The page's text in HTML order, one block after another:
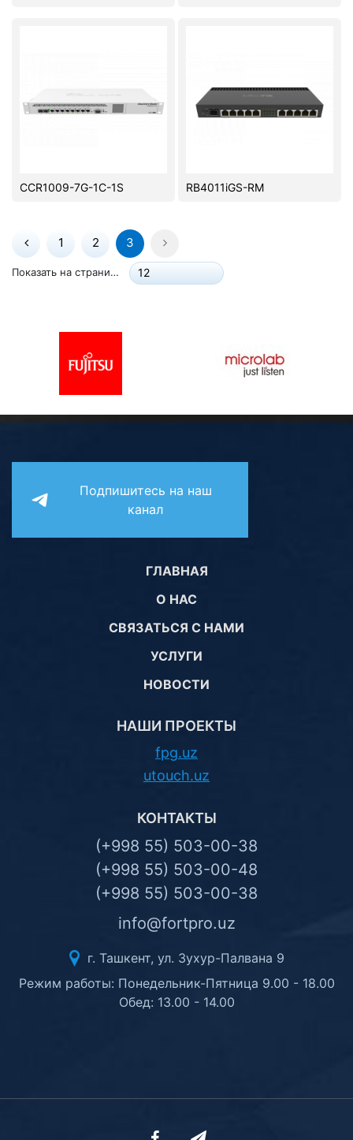
CCR1009-7G-1C-1S RB4011iGS-RM
1 2 3
Показать на странице: 12
Подпишитесь на наш
канал
ГЛАВНАЯ
О НАС
СВЯЗАТЬСЯ С НАМИ
УСЛУГИ
НОВОСТИ
НАШИ ПРОЕКТЫ
fpg.uz
utouch.uz
КОНТАКТЫ
(+998 55) 503-00-38
(+998 55) 503-00-48
(+998 55) 503-00-38
info@fortpro.uz
г. Ташкент, ул. Зухур-Палвана 9
Режим работы: Понедельник-Пятница 9.00 - 18.00
Обед: 13.00 - 14.00